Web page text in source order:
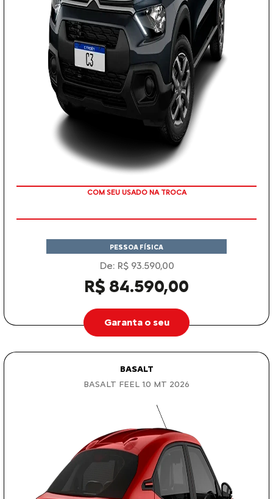
PESSOA FÍSICA
De: R$ 93.590,00
R$ 84.590,00
Garanta o seu
BASALT
BASALT FEEL 1.0 MT 2026